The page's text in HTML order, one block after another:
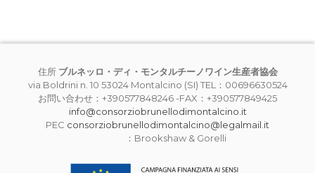
住所 ブルネッロ・ディ・モンタルチーノワイン生産者協会
via Boldrini n. 10 53024 Montalcino (SI) TEL：00696630524
お問い合わせ：+390577848246 -FAX：+390577849425
info@consorziobrunellodimontalcino.it
PEC consorziobrunellodimontalcino@legalmail.it
：Brookshaw & Gorelli